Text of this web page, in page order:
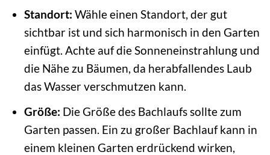
Standort: Wähle einen Standort, der gut
sichtbar ist und sich harmonisch in den Garten
einfügt. Achte auf die Sonneneinstrahlung und
die Nähe zu Bäumen, da herabfallendes Laub
das Wasser verschmutzen kann.
Größe: Die Größe des Bachlaufs sollte zum
Garten passen. Ein zu großer Bachlauf kann in
einem kleinen Garten erdrückend wirken,